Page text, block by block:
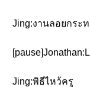
Jing:งานลอยกระท
Jing:พิธีไหว้ครู